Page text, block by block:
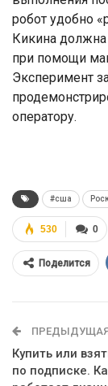
робот удобно
Кикина
при помощи
Эксперимент
оператору.
#сша
0
530
Поделится
Купить или
по подписке.